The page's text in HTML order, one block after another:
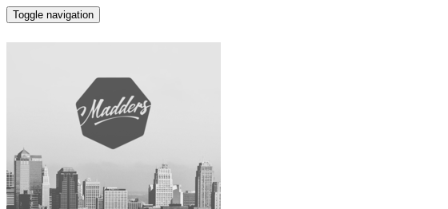
Toggle navigation